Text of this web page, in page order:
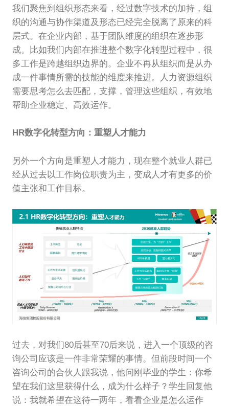
我们聚焦到组织形态来看，经过数字技术的加持，组
织的沟通与协作渠道及形态已经完全脱离了原来的科
层式。在企业内部，基于团队维度的组织在逐步形
成。比如我们内部在推进整个数字化转型过程中，很
多工作是跨越组织边界的。企业不再从组织而是从办
成一件事情所需的技能的维度来推进。人力资源组织
需要思考怎么去匹配，支撑，管理这些组织，有效地
帮助企业稳定、高效运作。
HR数字化转型方向：重塑人才能力
另外一个方向是重塑人才能力，现在整个就业人群已
经从过去以工作岗位职责为主，变成人才有更多的价
值主张和工作目标。
过去，对我们80后甚至70后来说，进入一个顶级的咨
询公司应该是一件非常荣耀的事情。但前段时间一个
咨询公司的合伙人跟我说，他问刚毕业的学生：你希
望在我们这里获得什么，成为什么样子？学生回复他
说：我就希望在这待一两年，看看企业是怎么运作